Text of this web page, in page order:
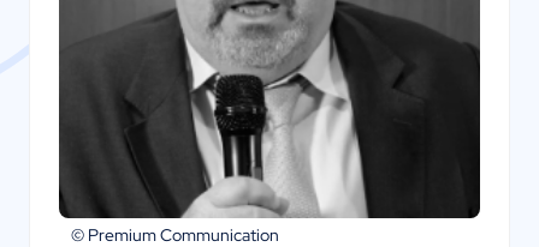
© Premium Communication